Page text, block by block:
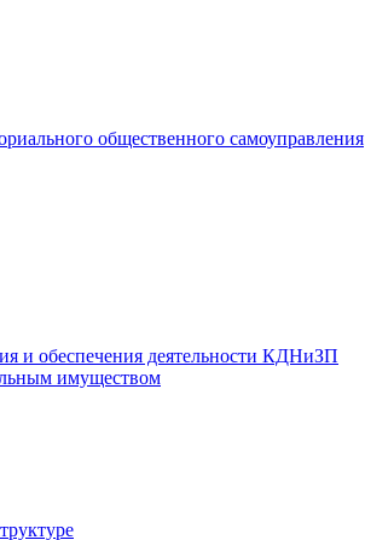
общественного самоуправления
и обеспечения деятельности КДНиЗП
имуществом